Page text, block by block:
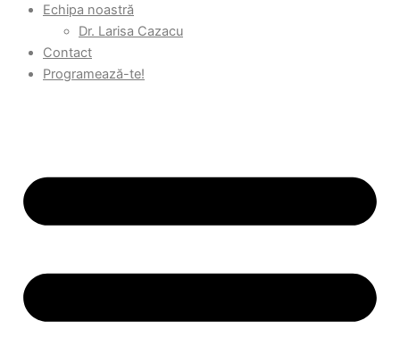
Echipa noastră
Dr. Larisa Cazacu
Contact
Programează-te!